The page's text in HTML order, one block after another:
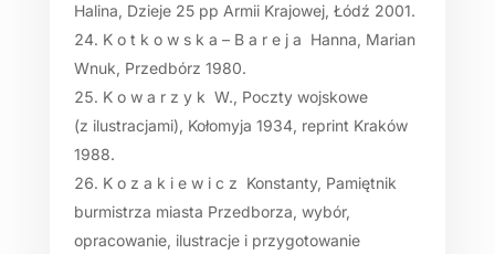
Halina, Dzieje 25 pp Armii Krajowej, Łódź 2001.
K o t k o w s k a – B a r e j a Hanna, Marian
Wnuk, Przedbórz 1980.
K o w a r z y k W., Poczty wojskowe
(z ilustracjami), Kołomyja 1934, reprint Kraków
1988.
K o z a k i e w i c z Konstanty, Pamiętnik
burmistrza miasta Przedborza, wybór,
opracowanie, ilustracje i przygotowanie